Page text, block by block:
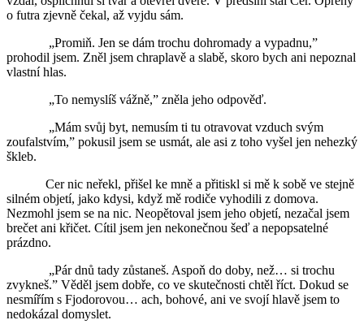
o futra zjevně čekal, až vyjdu sám.
„Promiň. Jen se dám trochu dohromady a vypadnu,”
prohodil jsem. Zněl jsem chraplavě a slabě, skoro bych ani nepoznal
vlastní hlas.
„To nemyslíš vážně,” zněla jeho odpověď.
„Mám svůj byt, nemusím ti tu otravovat vzduch svým
zoufalstvím,” pokusil jsem se usmát, ale asi z toho vyšel jen nehezký
škleb.
Cer nic neřekl, přišel ke mně a přitiskl si mě k sobě ve stejně
silném objetí, jako kdysi, když mě rodiče vyhodili z domova.
Nezmohl jsem se na nic. Neopětoval jsem jeho objetí, nezačal jsem
brečet ani křičet. Cítil jsem jen nekonečnou šeď a nepopsatelné
prázdno.
„Pár dnů tady zůstaneš. Aspoň do doby, než… si trochu
zvykneš.” Věděl jsem dobře, co ve skutečnosti chtěl říct. Dokud se
nesmířím s Fjodorovou… ach, bohové, ani ve svojí hlavě jsem to
nedokázal domyslet.